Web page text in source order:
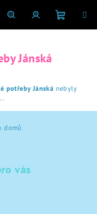
HledatPřihlášeníNákupní
Jánská
potřeby Jánská nebyly
domů
vás